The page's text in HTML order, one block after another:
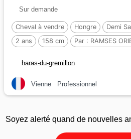
Sur demande
Cheval à vendre Hongre Demi
2 ans
158 cm Par : RAMSES
haras-du-gremillon
Vienne Professionnel
Soyez alerté quand de nouvelles